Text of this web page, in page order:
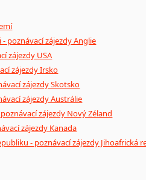
poznávací zájezdy Anglie
zájezdy USA
zájezdy Irsko
zájezdy Skotsko
zájezdy Austrálie
zájezdy Nový Zéland
zájezdy Kanada
- poznávací zájezdy Jihoafrická